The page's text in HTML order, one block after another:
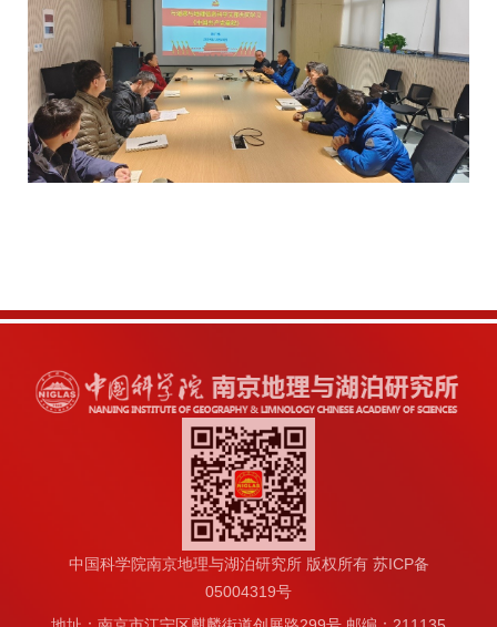
中国科学院南京地理与湖泊研究所 版权所有 苏ICP备
05004319号